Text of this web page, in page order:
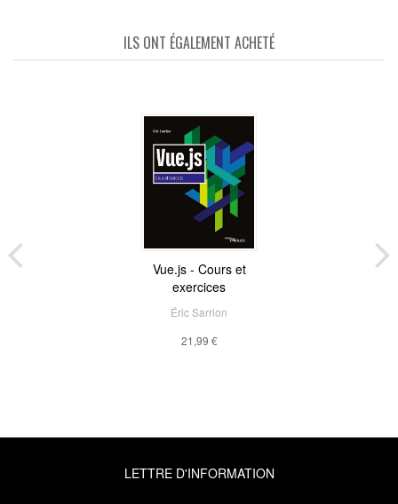
ILS ONT ÉGALEMENT ACHETÉ
Vue.js - Cours et
exercices
Éric Sarrion
21,99 €
LETTRE D'INFORMATION